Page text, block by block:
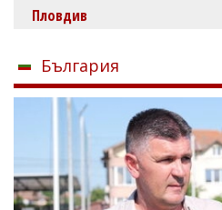
Пловдив
България